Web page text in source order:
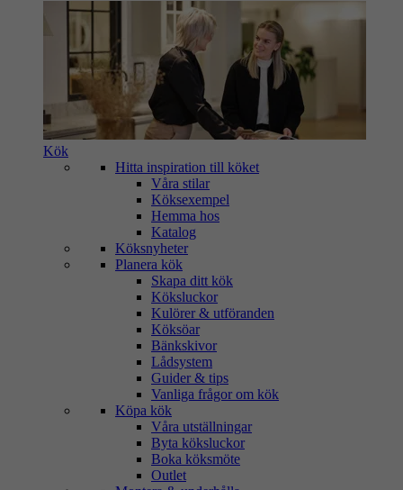
Kök
Hitta inspiration till köket
Våra stilar
Köksexempel
Hemma hos
Katalog
Köksnyheter
Planera kök
Skapa ditt kök
Köksluckor
Kulörer & utföranden
Köksöar
Bänkskivor
Lådsystem
Guider & tips
Vanliga frågor om kök
Köpa kök
Våra utställningar
Byta köksluckor
Boka köksmöte
Outlet